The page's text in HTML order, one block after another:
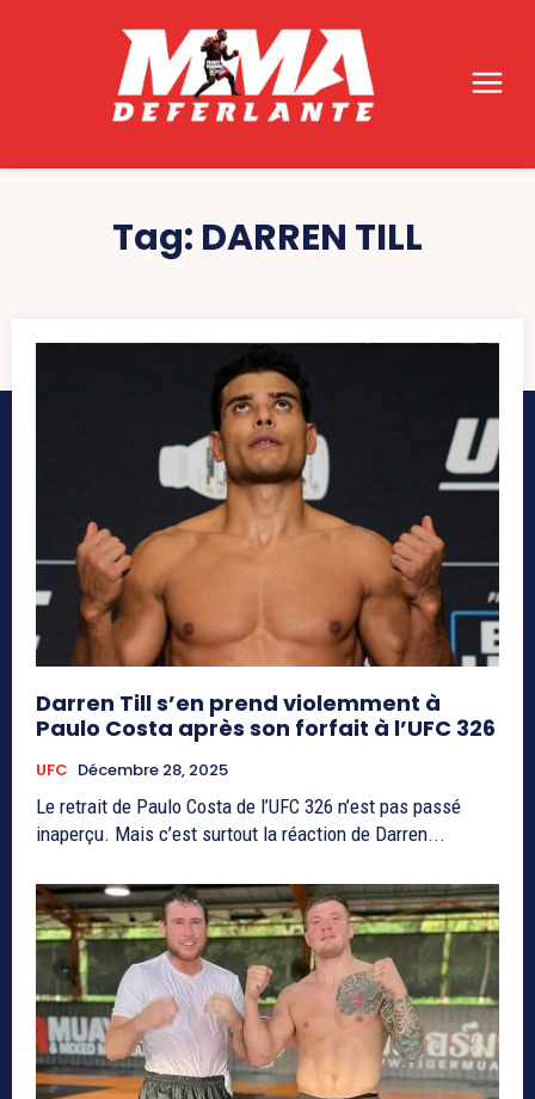
Tag: DARREN TILL
Darren Till s’en prend violemment à
Paulo Costa après son forfait à l’UFC 326
UFC Décembre 28, 2025
Le retrait de Paulo Costa de l’UFC 326 n’est pas passé
inaperçu. Mais c’est surtout la réaction de Darren...